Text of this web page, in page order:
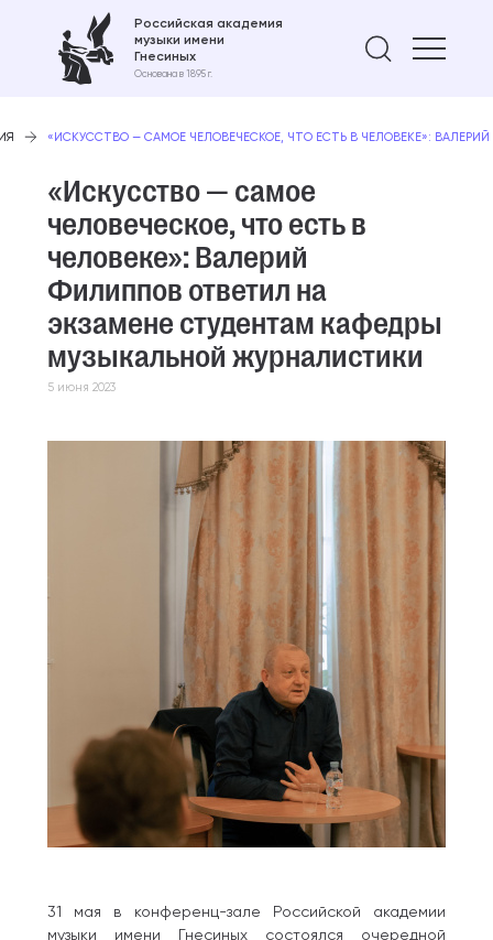
Российская академия
музыки имени
Гнесиных
Основана в 1895 г.
Найти
«ИСКУССТВО — САМОЕ ЧЕЛОВЕЧЕСКОЕ, ЧТО ЕСТЬ В ЧЕЛОВЕКЕ»:
«Искусство — самое
человеческое, что есть в
человеке»: Валерий
Филиппов ответил на
экзамене студентам кафедры
музыкальной журналистики
5 июня 2023
31 мая в конференц-зале Российской академии
музыки имени Гнесиных состоялся очередной